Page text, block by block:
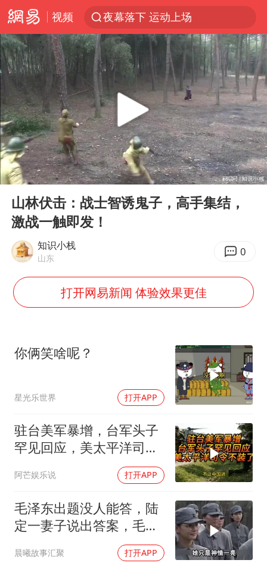
视频
夜幕落下 运动上场
美国将对多晶硅衍生品加征15%关税
泰交通部副部长回应中国人遭歧视手势
改名后的“青海拉面”店
勒沃库森U17主帅盛赞赵松源
台军“汉光秀”开场闹剧多
段绚竞因公牺牲 年仅44岁
1岁宝宝碰坏纸巾盒 宝妈被索赔924元
“空调24小时开着更省电”不实
男子结婚8年3个女儿均非亲生
公司“上四休三”但要降薪1000元
47岁妈妈突然产女 26岁女儿：很震惊
如何把百年大党建设得更加坚强有力？
Play
00:00 04:04
山林伏击：战士智诱鬼子，高手集结，
激战一触即发！
知识小栈
山东 0
打开网易新闻 体验效果更佳
你俩笑啥呢？
星光乐世界 打开APP
驻台美军暴增，台军头子
罕见回应，美太平洋司令
阿芒娱乐说 打开APP
毛泽东出题没人能答，陆
定一妻子说出答案，毛主
晨曦故事汇聚 打开APP